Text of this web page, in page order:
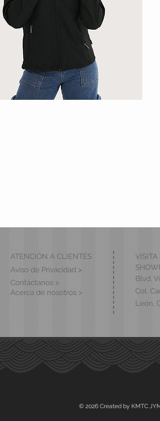
ATENCIÓN A CLIENTES
Aviso de Privacidad >
Acerca de nosotros >
Contáctanos >
VISITA
Blvd.
Col.
León,
© 2026 Created by KMTC